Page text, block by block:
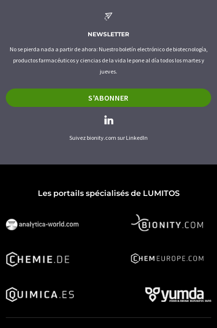
NEWSLETTER
No se pierda nada a partir de ahora: Nuestro boletín electrónico de biotecnología,
productos farmacéuticos y ciencias de la vida le pone al día todos los martes y
jueves.
S'ABONNER
Suivez bionity.com sur LinkedIn
Les portails spécialisés de LUMITOS